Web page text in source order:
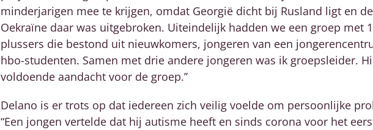
minderjarigen mee te krijgen, omdat Georgië dicht bij Rusland ligt en
Oekraïne daar was uitgebroken. Uiteindelijk hadden we een groep met
plussers die bestond uit nieuwkomers, jongeren van een
hbo-studenten. Samen met drie andere jongeren was ik groepsleider.
voldoende aandacht voor de groep.’’
Delano is er trots op dat iedereen zich veilig voelde om persoonlijke
“Een jongen vertelde dat hij autisme heeft en sinds corona voor het